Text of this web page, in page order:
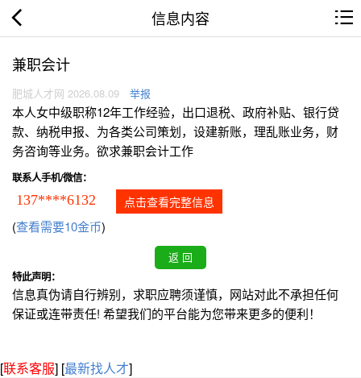
信息内容
兼职会计
肥城人才网 2026.08.09 举报
本人女中级职称12年工作经验，出口退税、政府补贴、银行贷
款、纳税申报、为各类公司策划，设建新账，理乱账业务，财
务咨询等业务。欲求兼职会计工作
联系人手机/微信：
137****6132 点击查看完整信息
(查看需要10金币)
特此声明：
信息真伪请自行辨别，求职应聘须谨慎，网站对此不承担任何
保证或连带责任! 希望我们的平台能为您带来更多的便利！
[联系客服] [最新找人才]